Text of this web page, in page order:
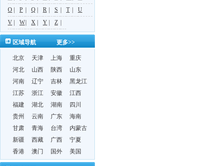
O
P Q R S T
U
V
W X Y Z
更多>>
区域导航
北京 天津 上海
重庆
河北
山西 陕西
山东
河南
辽宁 吉林
黑龙江
江苏
浙江 安徽
江西
福建
湖北 湖南
四川
贵州
云南 广东
海南
甘肃
青海 台湾
内蒙古
新疆
西藏 广西
宁夏
香港
澳门 国外 美国